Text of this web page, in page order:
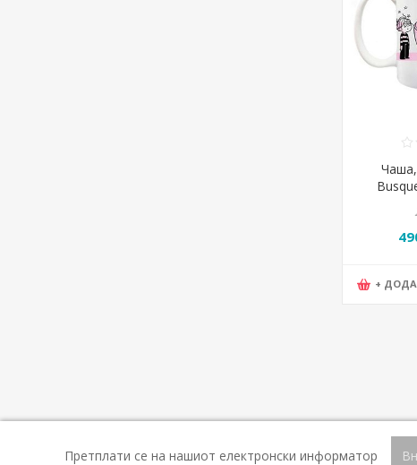
+
Претплати се на нашиот електронски информатор